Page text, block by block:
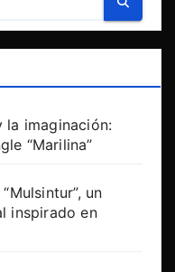
la imaginación:
“Marilina”
un
inspirado en